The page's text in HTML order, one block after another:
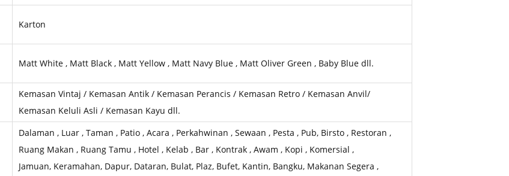
Karton
Matt White , Matt Black , Matt Yellow , Matt Navy Blue , Matt Oliver Green , Baby Blue dll.
Kemasan Vintaj / Kemasan Antik / Kemasan Perancis / Kemasan Retro / Kemasan Anvil/
Kemasan Keluli Asli / Kemasan Kayu dll.
Dalaman , Luar , Taman , Patio , Acara , Perkahwinan , Sewaan , Pesta , Pub, Birsto , Restoran ,
Ruang Makan , Ruang Tamu , Hotel , Kelab , Bar , Kontrak , Awam , Kopi , Komersial ,
Jamuan, Keramahan, Dapur, Dataran, Bulat, Plaz, Bufet, Kantin, Bangku, Makanan Segera ,